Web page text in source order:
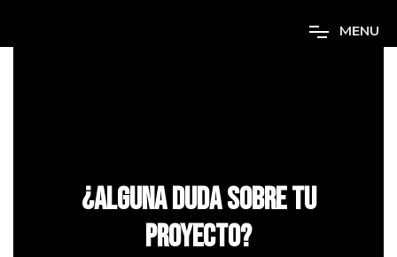
MENU
¿Alguna duda sobre tu
proyecto?